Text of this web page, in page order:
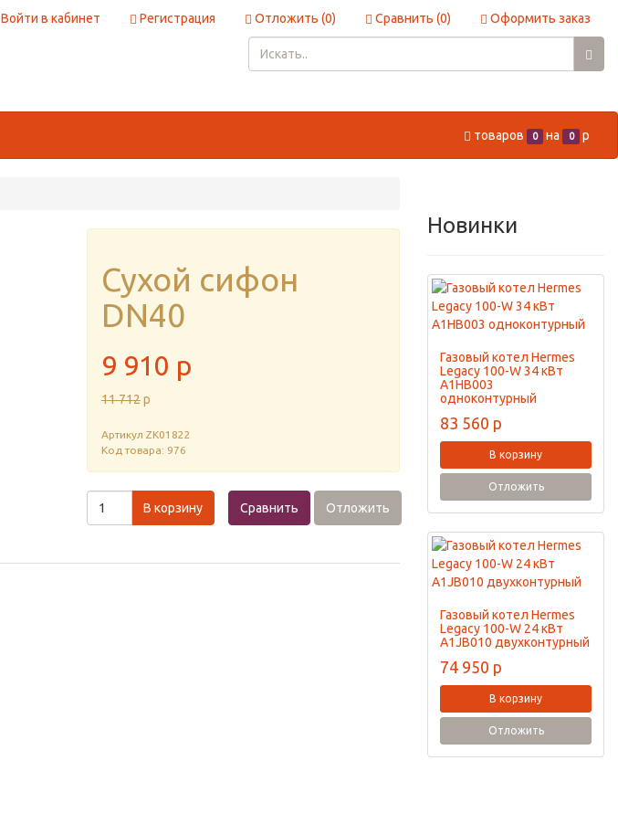
Войти в кабинет Регистрация Отложить (0) Сравнить (0) Оформить заказ
товаров 0 на 0 p
Сухой сифон
DN40
9 910 p
11 712 p
Артикул ZK01822
Код товара: 976
В корзину Сравнить Отложить
Новинки
Газовый котел Hermes
Legacy 100-W 34 кВт
A1HB003
одноконтурный
83 560 p
В корзину
Отложить
Газовый котел Hermes
Legacy 100-W 24 кВт
A1JB010 двухконтурный
74 950 p
В корзину
Отложить